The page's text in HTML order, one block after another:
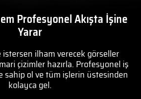
Profesyonel Akışta İşine
Yarar
ilham verecek görseller
çizimler hazırla. Profesyonel iş
sahip ol ve tüm işlerin üstesinden
kolayca gel.